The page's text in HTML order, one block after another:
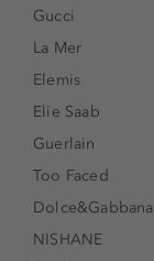
Gucci
La Mer
Elemis
Elie Saab
Guerlain
Too Faced
Dolce&Gabbana
NISHANE